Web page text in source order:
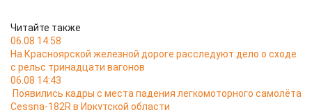
Читайте также
06.08 14:58
На Красноярской железной дороге расследуют дело о сходе
с рельс тринадцати вагонов
06.08 14:43
Появились кадры с места падения легкомоторного самолёта
Cessna-182R в Иркутской области